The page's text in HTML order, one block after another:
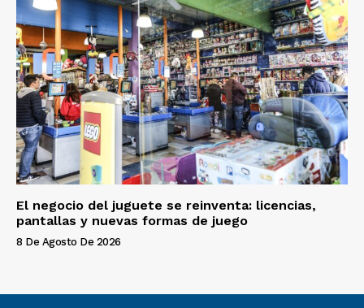
El negocio del juguete se reinventa: licencias,
pantallas y nuevas formas de juego
8 De Agosto De 2026